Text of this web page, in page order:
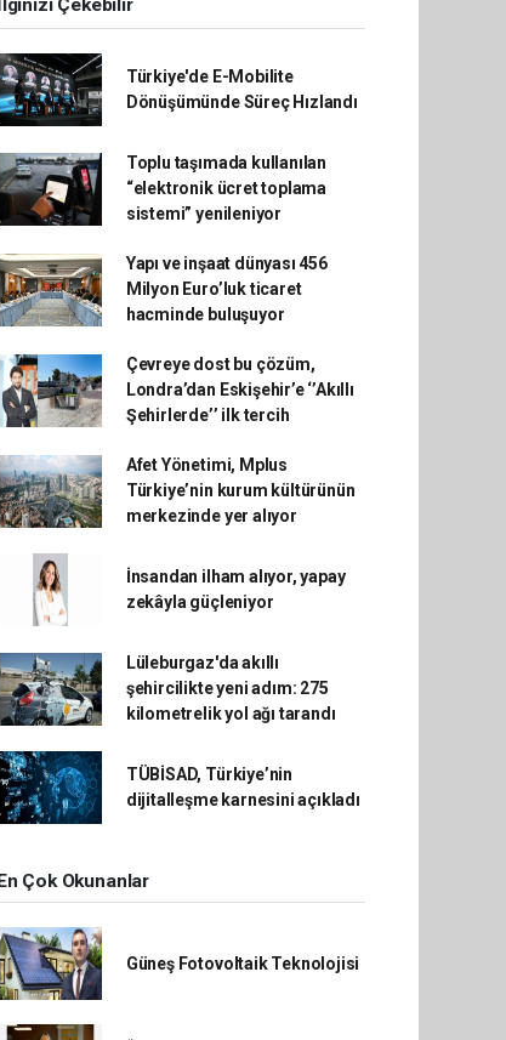
İlginizi Çekebilir
Türkiye'de E-Mobilite
Dönüşümünde Süreç Hızlandı
Toplu taşımada kullanılan
“elektronik ücret toplama
sistemi” yenileniyor
Yapı ve inşaat dünyası 456
Milyon Euro’luk ticaret
hacminde buluşuyor
Çevreye dost bu çözüm,
Londra’dan Eskişehir’e ‘’Akıllı
Şehirlerde’’ ilk tercih
Afet Yönetimi, Mplus
Türkiye’nin kurum kültürünün
merkezinde yer alıyor
İnsandan ilham alıyor, yapay
zekâyla güçleniyor
Lüleburgaz'da akıllı
şehircilikte yeni adım: 275
kilometrelik yol ağı tarandı
TÜBİSAD, Türkiye’nin
dijitalleşme karnesini açıkladı
En Çok Okunanlar
Güneş Fotovoltaik Teknolojisi